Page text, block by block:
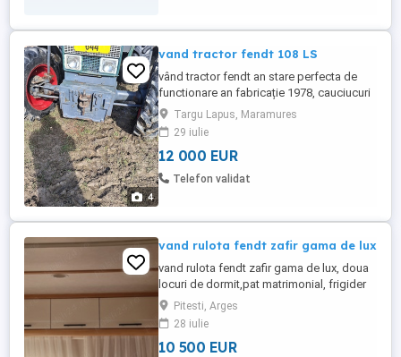
4
vand tractor fendt 108 LS
vând tractor fendt an stare perfecta de
functionare an fabricație 1978, cauciucuri
aproape noi Oska servo priza 2 turati
motor impecabil. schimburi uleiuri de la
fendt acest ori ce proba la fata locului
12000euro negociabil mai multe la .
Targu Lapus, Maramures
29 iulie
12 000 EUR
Telefon validat
vand rulota fendt zafir gama de lux
vand rulota fendt zafir gama de lux, doua
locuri de dormit,pat matrimonial, frigider
mare, încălzire trumavent ,totul este
funcțional, recent adusa în tara
,înmatriculată.
Pitesti, Arges
28 iulie
10 500 EUR